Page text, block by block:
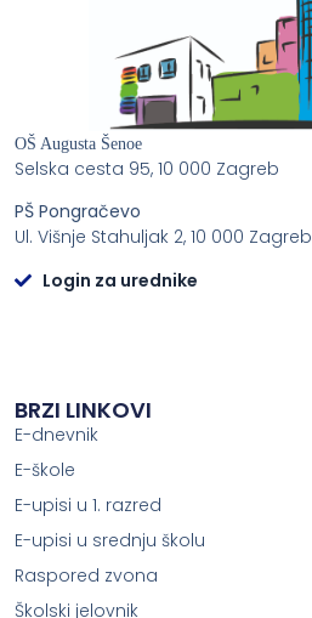
OŠ Augusta Šenoe
Selska cesta 95, 10 000 Zagreb
PŠ Pongračevo
Ul. Višnje Stahuljak 2, 10 000 Zagreb
Login za urednike
BRZI LINKOVI
E-dnevnik
E-škole
E-upisi u 1. razred
E-upisi u srednju školu
Raspored zvona
Školski jelovnik